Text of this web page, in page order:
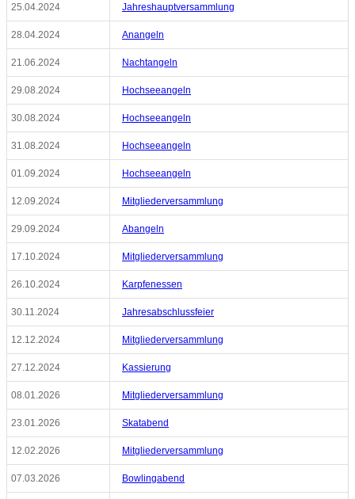
25.04.2024 Jahreshauptversammlung
28.04.2024 Anangeln
21.06.2024 Nachtangeln
29.08.2024 Hochseeangeln
30.08.2024 Hochseeangeln
31.08.2024 Hochseeangeln
01.09.2024 Hochseeangeln
12.09.2024 Mitgliederversammlung
29.09.2024 Abangeln
17.10.2024 Mitgliederversammlung
26.10.2024 Karpfenessen
30.11.2024 Jahresabschlussfeier
12.12.2024 Mitgliederversammlung
27.12.2024 Kassierung
08.01.2026 Mitgliederversammlung
23.01.2026 Skatabend
12.02.2026 Mitgliederversammlung
07.03.2026 Bowlingabend